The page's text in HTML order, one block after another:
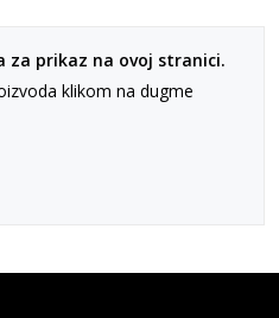
za prikaz na ovoj stranici.
klikom na dugme